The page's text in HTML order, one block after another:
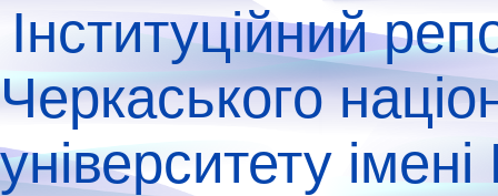
Інституційний
Черкаського
університету